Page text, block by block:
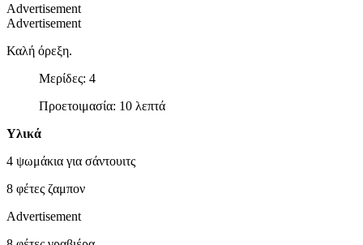
Advertisement
Advertisement
Καλή όρεξη.
Μερίδες: 4
Προετοιμασία: 10 λεπτά
Υλικά
4 ψωμάκια για σάντουιτς
8 φέτες ζαμπον
Advertisement